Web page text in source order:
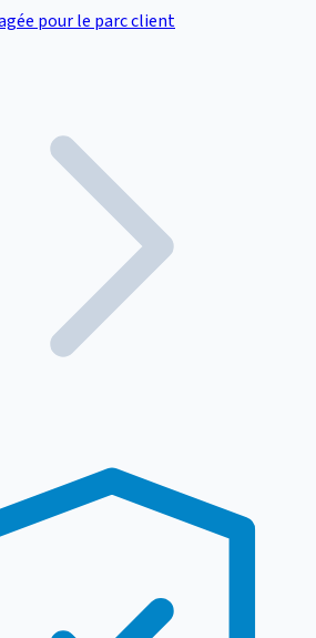
pour le parc client